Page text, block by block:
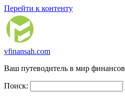
Перейти к контенту
vfinansah.com
Ваш путеводитель в мир финансов
Поиск: